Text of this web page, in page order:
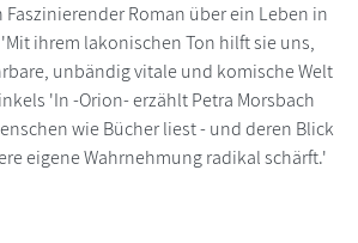
Faszinierender Roman über ein Leben in
ihrem lakonischen Ton hilft sie uns,
unbändig vitale und komische Welt
'In -Orion- erzählt Petra Morsbach
wie Bücher liest - und deren Blick
eigene Wahrnehmung radikal schärft.'